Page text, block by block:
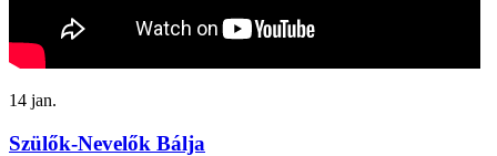
14 jan.
Szülők-Nevelők Bálja